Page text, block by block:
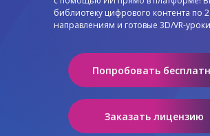
библиотеку цифрового контента по
направлениям и готовые 3D/VR-
Попробовать
Заказать лицензию